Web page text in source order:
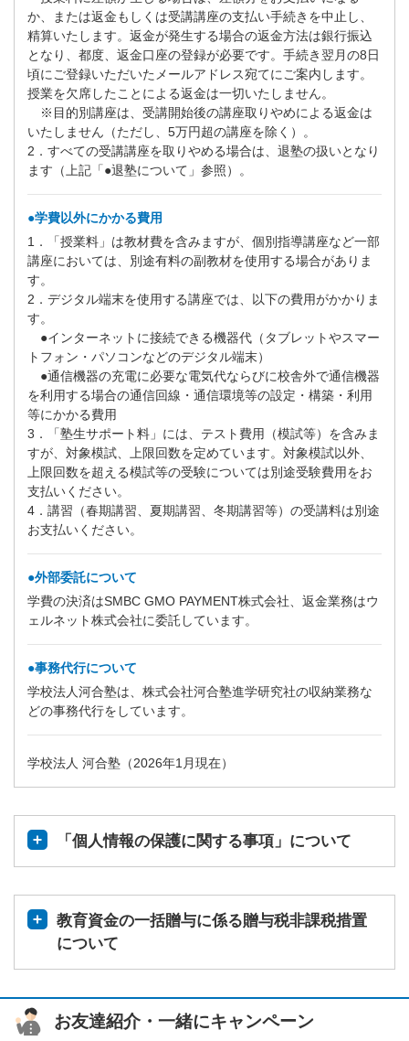
か、または返金もしくは受講講座の支払い手続きを中止し、
精算いたします。返金が発生する場合の返金方法は銀行振込
となり、都度、返金口座の登録が必要です。手続き翌月の8日
頃にご登録いただいたメールアドレス宛てにご案内します。
授業を欠席したことによる返金は一切いたしません。
※目的別講座は、受講開始後の講座取りやめによる返金は
いたしません（ただし、5万円超の講座を除く）。
2．すべての受講講座を取りやめる場合は、退塾の扱いとなり
ます（上記「●退塾について」参照）。
●学費以外にかかる費用
1．「授業料」は教材費を含みますが、個別指導講座など一部
講座においては、別途有料の副教材を使用する場合がありま
す。
2．デジタル端末を使用する講座では、以下の費用がかかりま
す。
●インターネットに接続できる機器代（タブレットやスマー
トフォン・パソコンなどのデジタル端末）
●通信機器の充電に必要な電気代ならびに校舎外で通信機器
を利用する場合の通信回線・通信環境等の設定・構築・利用
等にかかる費用
3．「塾生サポート料」には、テスト費用（模試等）を含みま
すが、対象模試、上限回数を定めています。対象模試以外、
上限回数を超える模試等の受験については別途受験費用をお
支払いください。
4．講習（春期講習、夏期講習、冬期講習等）の受講料は別途
お支払いください。
●外部委託について
学費の決済はSMBC GMO PAYMENT株式会社、返金業務はウ
ェルネット株式会社に委託しています。
●事務代行について
学校法人河合塾は、株式会社河合塾進学研究社の収納業務な
どの事務代行をしています。
学校法人 河合塾（2026年1月現在）
「個人情報の保護に関する事項」について
教育資金の一括贈与に係る贈与税非課税措置
について
お友達紹介・一緒にキャンペーン